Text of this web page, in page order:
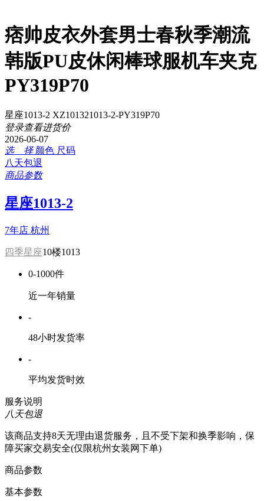
痞帅皮衣外套男士春秋季潮流
韩版PU皮休闲棒球服机车夹克
PY319P70
星座1013-2 XZ101321013-2-PY319P70
登录查看进货价
2026-06-07
选 择 颜色 尺码
八天包退
商品参数
星座1013-2
7年店 杭州
四季星座10楼1013
0-1000件
近一年销量
-
48小时发货率
-
平均发货时效
服务说明
八天包退
该商品支持8天无理由退货服务，且不受下架和换季影响，保
障买家交易安全(仅限杭州女装网下单)
商品参数
基本参数